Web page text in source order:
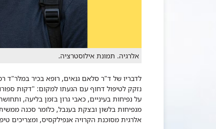
אלרגיה. תמונת אילוסטרציה.
לדבריו של ד"ר סלאם גנאים, רופא בכיר במלר"ד
נזקק לטיפול דחוף עם הגעתו למקום: "דקות
על נפיחות בעיניים, כאבי גרון בזמן בליעה,
מנפיחות בלשון ובצקת בענבל, כלומר סכנה
אלרגית מסוכנת הקרויה אנפילקסיס, ומצריכים